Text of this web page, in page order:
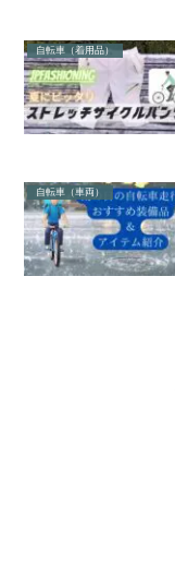
自転車（着用品）
自転車（車両）